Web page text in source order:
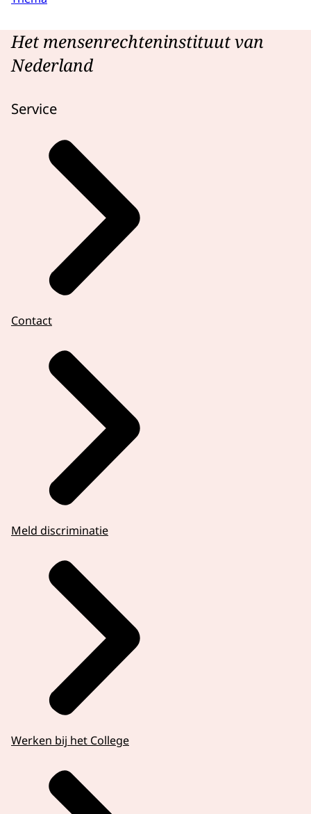
Het mensenrechteninstituut van
Nederland
Service
Contact
Meld discriminatie
Werken bij het College